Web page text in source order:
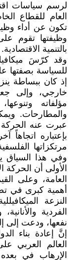
لرسم سياسات
تكون عن أداء
وظيفتها تقوم
بالتنمية الاقتصادية.
وقد كرّسَ
للسياسة بصفتها
إذ كان ببساطة
خارجي، وإلى
مؤلفاته
والمطارحات.
عبرت عنه الحركة
بإعتباره اتجاهاً
مرتكزاتها
وفي هذا السياق
الأولى أن
العامة، وعلى
أهمية كبرى في
النزعة
الفردية
نفعها، ودعت إلى
إنَّ إعادة بناء
العالم العربي
الإرهاب في